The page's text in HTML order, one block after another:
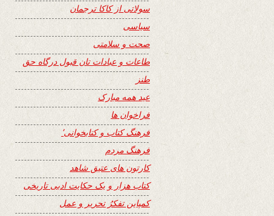
سولاتی از کاکا ترجمان
سیاسی
صحت و سلامتی
طاعات و عبادات تان قبول درگاه حق
طنز
عید همه مبارک
فراخوان ها
فرهنگ کتاب و کتابخوانی٬
فرهنگ مردم
کارتون های عتیق شاهد
کتاب هزار و یک حکایت ادبی تاریخی
کمپاین تفکرُ تحریر و عمل